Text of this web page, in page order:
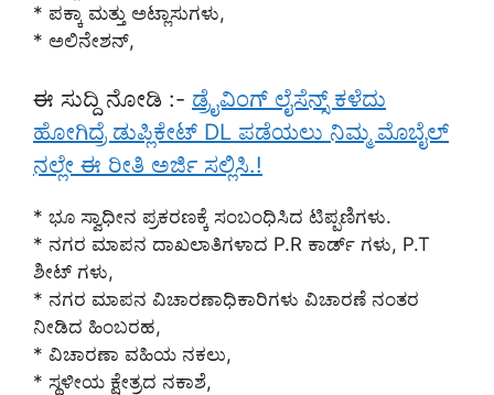
* ಪಕ್ಕಾ ಮತ್ತು ಅಟ್ಲಾಸುಗಳು,
* ಅಲಿನೇಶನ್,
ಈ ಸುದ್ದಿ ನೋಡಿ :- ಡ್ರೈವಿಂಗ್ ಲೈಸೆನ್ಸ್ ಕಳೆದು
ಹೋಗಿದ್ರೆ ಡುಪ್ಲಿಕೇಟ್ DL ಪಡೆಯಲು ನಿಮ್ಮ ಮೊಬೈಲ್
ನಲ್ಲೇ ಈ ರೀತಿ ಅರ್ಜಿ ಸಲ್ಲಿಸಿ.!
* ಭೂ ಸ್ವಾಧೀನ ಪ್ರಕರಣಕ್ಕೆ ಸಂಬಂಧಿಸಿದ ಟಿಪ್ಪಣಿಗಳು.
* ನಗರ ಮಾಪನ ದಾಖಲಾತಿಗಳಾದ P.R ಕಾರ್ಡ್ ಗಳು, P.T
ಶೀಟ್ ಗಳು,
* ನಗರ ಮಾಪನ ವಿಚಾರಣಾಧಿಕಾರಿಗಳು ವಿಚಾರಣೆ ನಂತರ
ನೀಡಿದ ಹಿಂಬರಹ,
* ವಿಚಾರಣಾ ವಹಿಯ ನಕಲು,
* ಸ್ಥಳೀಯ ಕ್ಷೇತ್ರದ ನಕಾಶೆ,